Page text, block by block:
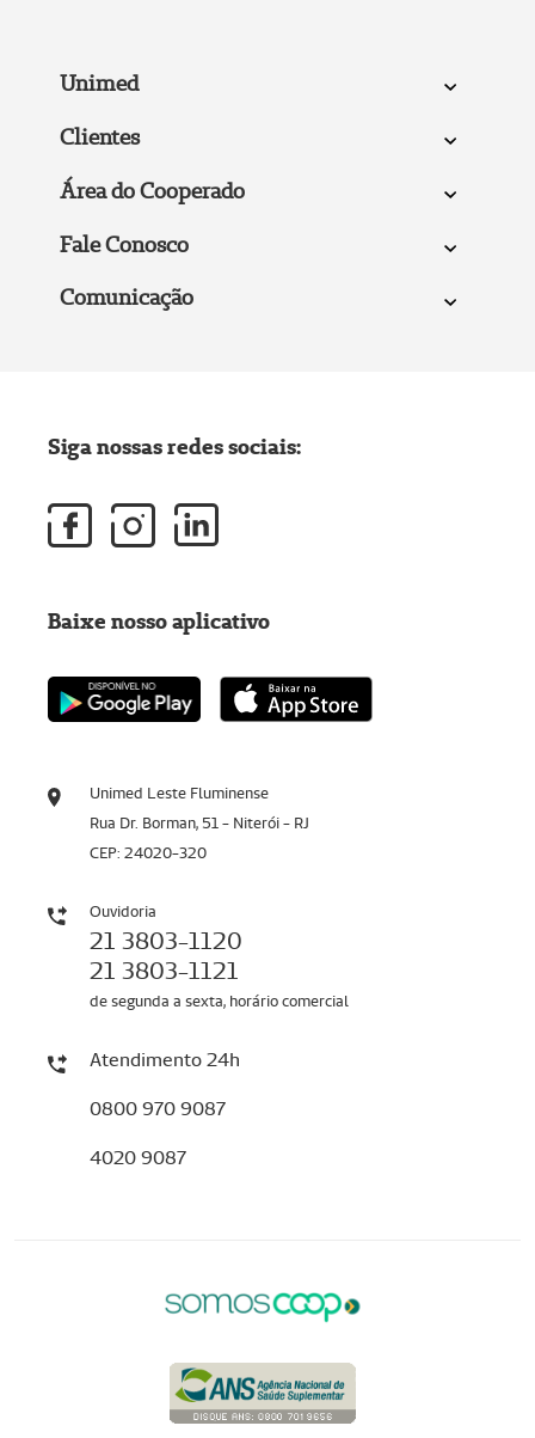
Unimed
Clientes
Área do Cooperado
Fale Conosco
Comunicação
Unimed Leste Fluminense
Rua Dr. Borman, 51 - Niterói - RJ
CEP: 24020-320
Ouvidoria
21 3803-1120
21 3803-1121
de segunda a sexta, horário comercial
Atendimento 24h
0800 970 9087
4020 9087
Siga nossas redes sociais:
Baixe nosso aplicativo